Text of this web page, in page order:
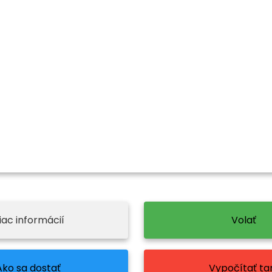
informácií Volať
sa dostať Vypočítať